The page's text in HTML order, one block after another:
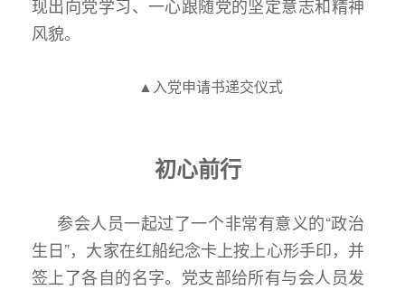
现出向党学习、一心跟随党的坚定意志和精神
风貌。
▲入党申请书递交仪式
初心前行
参会人员一起过了一个非常有意义的“政治
生日”，大家在红船纪念卡上按上心形手印，并
签上了各自的名字。党支部给所有与会人员发